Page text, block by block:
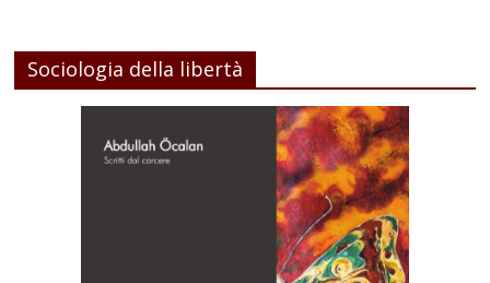
Sociologia della libertà